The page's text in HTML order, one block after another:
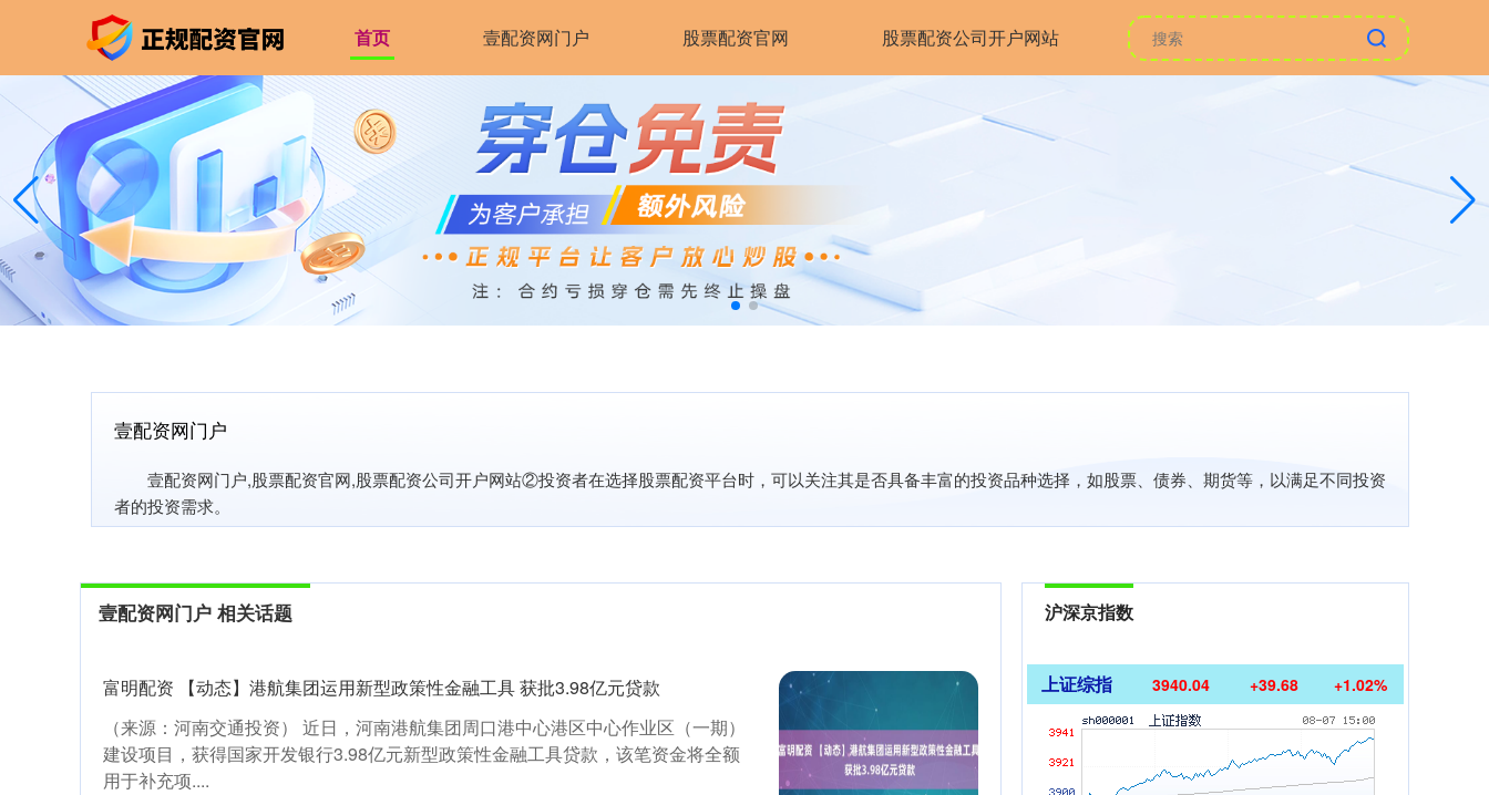
首页 壹配资网门户 股票配资官网 股票配资公司开户网站
壹配资网门户
壹配资网门户,股票配资官网,股票配资公司开户网站②投资者在选择股票配资平台时，可以关注其是否具备丰富的投资品种选择，如股票、债券、期货等，以满足不同投资
者的投资需求。
壹配资网门户 相关话题
富明配资 【动态】港航集团运用新型政策性金融工具 获批3.98亿元贷款
（来源：河南交通投资） 近日，河南港航集团周口港中心港区中心作业区（一期）
建设项目，获得国家开发银行3.98亿元新型政策性金融工具贷款，该笔资金将全额
用于补充项....
沪深京指数
上证综指 3940.04 +39.68 +1.02%